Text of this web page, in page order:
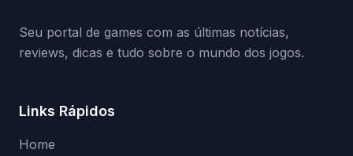
Seu portal de games com as últimas notícias,
reviews, dicas e tudo sobre o mundo dos jogos.
Links Rápidos
Home